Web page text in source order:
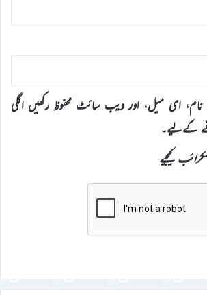
نام، ای میل، اور ویب سائٹ محفوظ رکھیں اگلی
کےلیے۔
کیجیے